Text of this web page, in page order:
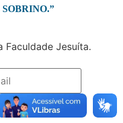
Faculdade Jesuíta.